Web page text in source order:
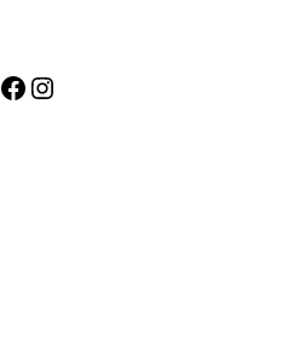
Facebook
Instagram